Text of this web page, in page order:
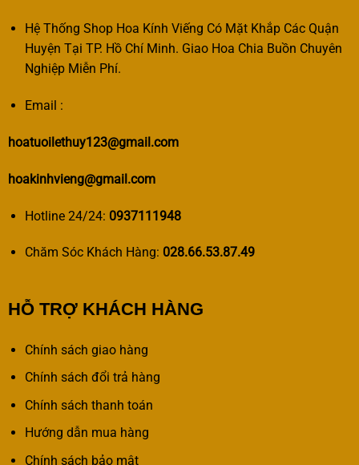
Hệ Thống Shop Hoa Kính Viếng Có Mặt Khắp Các Quận
Huyện Tại TP. Hồ Chí Minh. Giao Hoa Chia Buồn Chuyên
Nghiệp Miễn Phí.
Email :
hoatuoilethuy123@gmail.com
hoakinhvieng@gmail.com
Hotline 24/24: 0937111948
Chăm Sóc Khách Hàng: 028.66.53.87.49
HỖ TRỢ KHÁCH HÀNG
Chính sách giao hàng
Chính sách đổi trả hàng
Chính sách thanh toán
Hướng dẫn mua hàng
Chính sách bảo mật